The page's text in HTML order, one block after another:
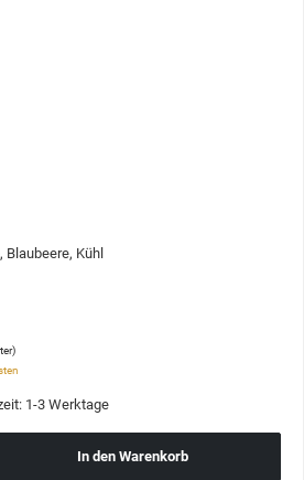
Blaubeere, Kühl
1-3 Werktage
In den Warenkorb